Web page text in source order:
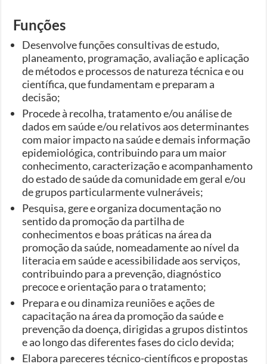
Funções
Desenvolve funções consultivas de estudo,
planeamento, programação, avaliação e aplicação
de métodos e processos de natureza técnica e ou
científica, que fundamentam e preparam a
decisão;
Procede à recolha, tratamento e/ou análise de
dados em saúde e/ou relativos aos determinantes
com maior impacto na saúde e demais informação
epidemiológica, contribuindo para um maior
conhecimento, caracterização e acompanhamento
do estado de saúde da comunidade em geral e/ou
de grupos particularmente vulneráveis;
Pesquisa, gere e organiza documentação no
sentido da promoção da partilha de
conhecimentos e boas práticas na área da
promoção da saúde, nomeadamente ao nível da
literacia em saúde e acessibilidade aos serviços,
contribuindo para a prevenção, diagnóstico
precoce e orientação para o tratamento;
Prepara e ou dinamiza reuniões e ações de
capacitação na área da promoção da saúde e
prevenção da doença, dirigidas a grupos distintos
e ao longo das diferentes fases do ciclo devida;
Elabora pareceres técnico-científicos e propostas